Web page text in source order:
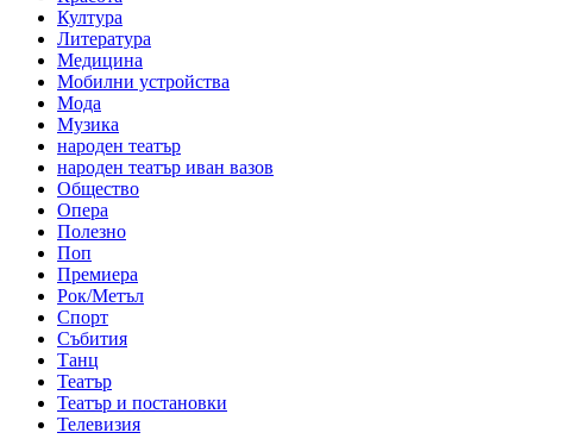
Култура
Литература
Медицина
Мобилни устройства
Мода
Музика
народен театър
народен театър иван вазов
Общество
Опера
Полезно
Поп
Премиера
Рок/Метъл
Спорт
Събития
Танц
Театър
Театър и постановки
Телевизия